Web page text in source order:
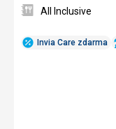
Invia Care zdarma
All Inclusive